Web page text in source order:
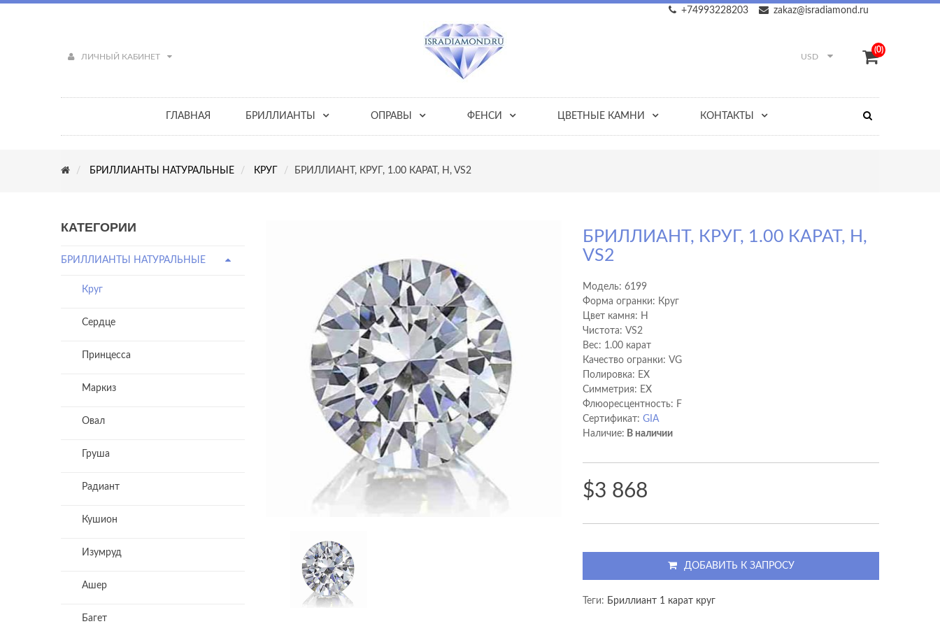
zakaz@isradiamond.ru
+74993228203
ЛИЧНЫЙ КАБИНЕТ USD
(0)
ГЛАВНАЯ БРИЛЛИАНТЫ ОПРАВЫ ФЕНСИ ЦВЕТНЫЕ КАМНИ КОНТАКТЫ
БРИЛЛИАНТЫ НАТУРАЛЬНЫЕ КРУГ БРИЛЛИАНТ, КРУГ, 1.00 КАРАТ, H, VS2
КАТЕГОРИИ
БРИЛЛИАНТЫ НАТУРАЛЬНЫЕ
Круг
Сердце
Принцесса
Маркиз
Овал
Груша
Радиант
Кушион
Изумруд
Ашер
Багет
БРИЛЛИАНТ, КРУГ, 1.00 КАРАТ, H,
VS2
Модель:6199
Форма огранки: Круг
Цвет камня: H
Чистота: VS2
Вес: 1.00 карат
Качество огранки: VG
Полировка: EX
Cимметрия: EX
Флюоресцентность: F
Сертификат:GIA
Наличие: В наличии
$3 868
ДОБАВИТЬ К ЗАПРОСУ
Теги: Бриллиант 1 карат круг